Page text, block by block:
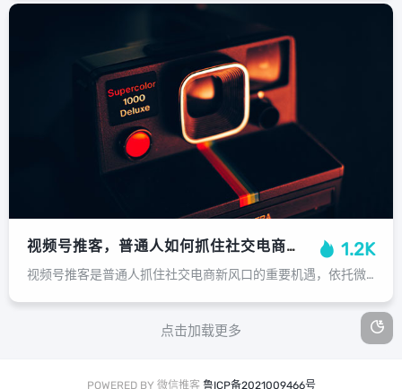
视频号推客，普通人如何抓住社交电商的下一个黄金风口？普通人如何抓住视频号推客的社交电商新风口？ 1.2K
视频号推客是普通人抓住社交电商新风口的重要机遇，依托微信庞大的社交生态，视频号将内容与电商深度融合，为个体创业者提供了低门槛的变现路径，其核心优势在于强大的社交信任链——用户可以通过熟人推荐、朋友圈及社群传播，高效触达潜在客...
点击加载更多
POWERED BY 微信推客 鲁ICP备2021009466号